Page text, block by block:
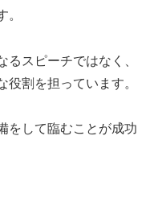
。
るスピーチではなく、
割を担っています。
をして臨むことが成功